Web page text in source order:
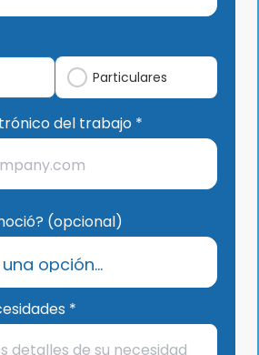
Particulares
del trabajo *
(opcional)
*